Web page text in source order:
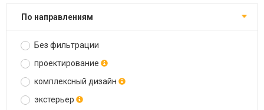
по направлениям
Без фильтрации
проектирование
комплексный дизайн
экстерьер